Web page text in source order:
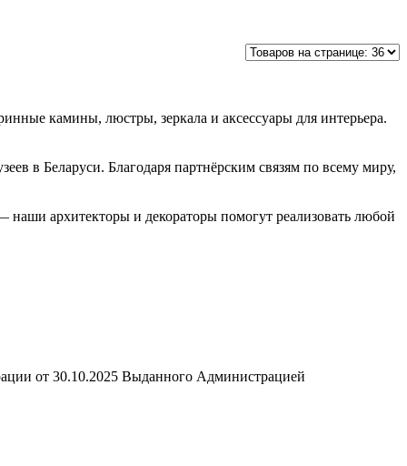
камины, люстры, зеркала и аксессуары для интерьера.
в Беларуси. Благодаря партнёрским связям по всему миру,
архитекторы и декораторы помогут реализовать любой
от 30.10.2025 Выданного Администрацией